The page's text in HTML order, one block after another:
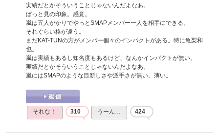
実績だとかそういうことじゃないんだよなあ。
ぱっと見の印象。感覚。
嵐は五人がかりでやっとSMAPメンバー一人を相手にできる。
それぐらい格が違う。
まだKAT-TUNの方がメンバー個々のインパクトがある。特に亀梨和
也。
嵐は実績もあるし知名度もあるけど、なんかインパクトが無い。
実績だとかそういうことじゃないんだよなあ。
嵐にはSMAPのような目新しさや派手さが無い。薄い。
それな！ 310 うーん… 424